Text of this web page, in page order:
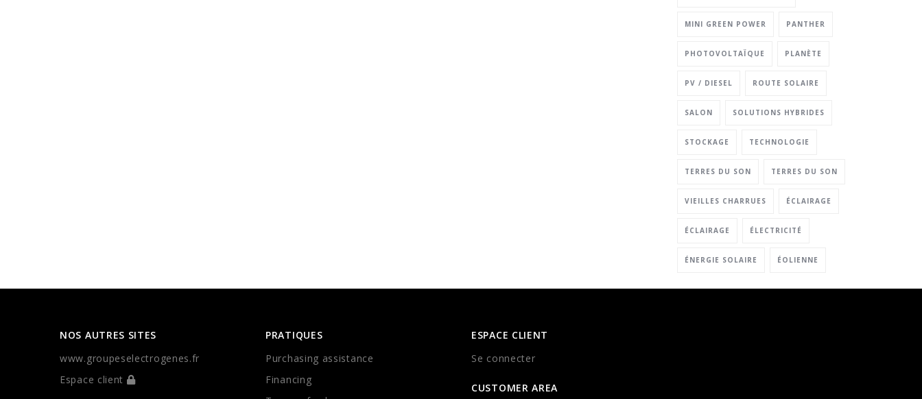
MINI GREEN POWER PANTHER
PHOTOVOLTAÏQUE PLANÈTE
PV / DIESEL ROUTE SOLAIRE
SALON SOLUTIONS HYBRIDES
STOCKAGE TECHNOLOGIE
TERRES DU SON TERRES DU SON
VIEILLES CHARRUES ÉCLAIRAGE
ÉCLAIRAGE ÉLECTRICITÉ
ÉNERGIE SOLAIRE ÉOLIENNE
NOS AUTRES SITES
www.groupeselectrogenes.fr
Espace client
PRATIQUES
Purchasing assistance
Financing
ESPACE CLIENT
Se connecter
CUSTOMER AREA